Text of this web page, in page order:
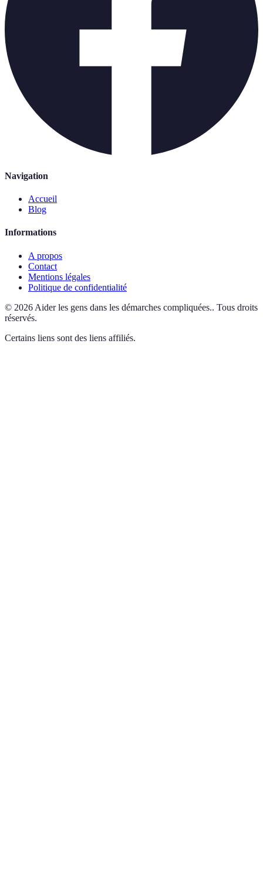
Navigation
Accueil
Blog
Informations
A propos
Contact
Mentions légales
Politique de confidentialité
© 2026 Aider les gens dans les démarches compliquées.. Tous droits
réservés.
Certains liens sont des liens affiliés.